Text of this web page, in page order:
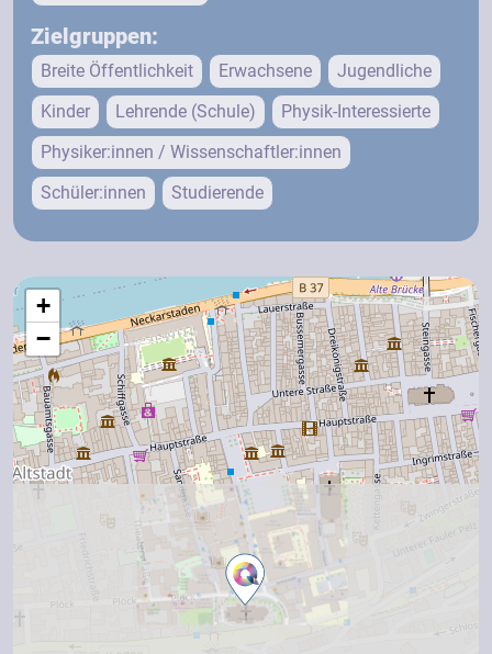
Zielgruppen:
Breite Öffentlichkeit Erwachsene
Jugendliche
Kinder
Lehrende (Schule)
Physik-Interessierte
Physiker:innen / Wissenschaftler:innen
Schüler:innen
Studierende
+
−